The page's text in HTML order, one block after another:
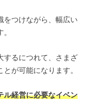
をつけながら、幅広い
するにつれて、さまざ
が可能になります。
ル経営に必要なイベン